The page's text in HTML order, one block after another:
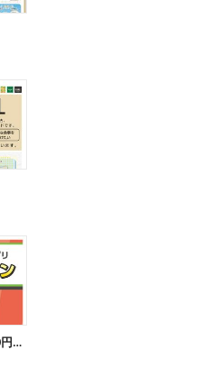
ライフアプリ7月8月毎週水曜100円オフ